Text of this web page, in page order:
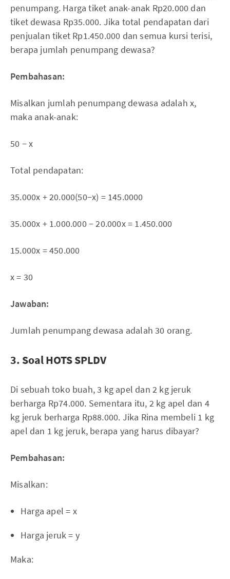
penumpang. Harga tiket anak-anak Rp20.000 dan
tiket dewasa Rp35.000. Jika total pendapatan dari
penjualan tiket Rp1.450.000 dan semua kursi terisi,
berapa jumlah penumpang dewasa?
Pembahasan:
Misalkan jumlah penumpang dewasa adalah x,
maka anak-anak:
50 − x
Total pendapatan:
35.000x + 20.000(50−x) = 145.0000
35.000x + 1.000.000 − 20.000x = 1.450.000
15.000x = 450.000
x = 30
Jawaban:
Jumlah penumpang dewasa adalah 30 orang.
3. Soal HOTS SPLDV
Di sebuah toko buah, 3 kg apel dan 2 kg jeruk
berharga Rp74.000. Sementara itu, 2 kg apel dan 4
kg jeruk berharga Rp88.000. Jika Rina membeli 1 kg
apel dan 1 kg jeruk, berapa yang harus dibayar?
Pembahasan:
Misalkan:
Harga apel = x
Harga jeruk = y
Maka: